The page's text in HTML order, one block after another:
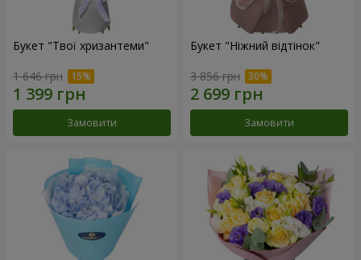
Букет "Твої хризантеми"
1 646 грн
Замовити
Букет "Ніжний відтінок"
3 856 грн
Замовити